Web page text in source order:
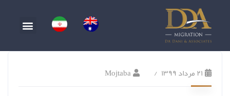
۲۱ مرداد ۱۳۹۹ Mojtaba